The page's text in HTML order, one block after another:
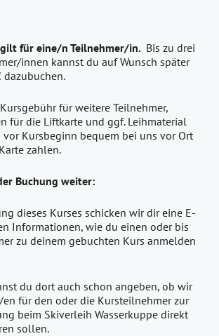
gilt für eine/n Teilnehmer/in. Bis zu drei
innen kannst du auf Wunsch später
für weitere Teilnehmer,
für die Liftkarte und ggf. Leihmaterial
Kursbeginn bequem bei uns vor Ort
zahlen.
Buchung weiter:
dieses Kurses schicken wir dir eine E-
Informationen, wie du einen oder bis
zu deinem gebuchten Kurs anmelden
du dort auch schon angeben, ob wir
für den oder die Kursteilnehmer zur
beim Skiverleih Wasserkuppe direkt
sollen.